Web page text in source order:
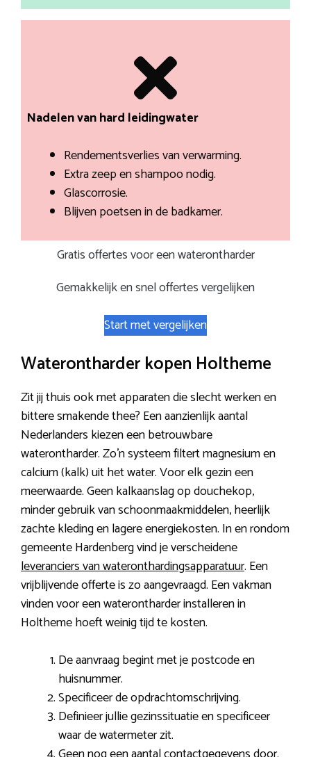
Nadelen van hard leidingwater
Rendementsverlies van verwarming.
Extra zeep en shampoo nodig.
Glascorrosie.
Blijven poetsen in de badkamer.
Gratis offertes voor een waterontharder
Gemakkelijk en snel offertes vergelijken
Start met vergelijken
Waterontharder kopen Holtheme
Zit jij thuis ook met apparaten die slecht werken en
bittere smakende thee? Een aanzienlijk aantal
Nederlanders kiezen een betrouwbare
waterontharder. Zo’n systeem filtert magnesium en
calcium (kalk) uit het water. Voor elk gezin een
meerwaarde. Geen kalkaanslag op douchekop,
minder gebruik van schoonmaakmiddelen, heerlijk
zachte kleding en lagere energiekosten. In en rondom
gemeente Hardenberg vind je verscheidene
leveranciers van wateronthardingsapparatuur. Een
vrijblijvende offerte is zo aangevraagd. Een vakman
vinden voor een waterontharder installeren in
Holtheme hoeft weinig tijd te kosten.
De aanvraag begint met je postcode en
huisnummer.
Specificeer de opdrachtomschrijving.
Definieer jullie gezinssituatie en specificeer
waar de watermeter zit.